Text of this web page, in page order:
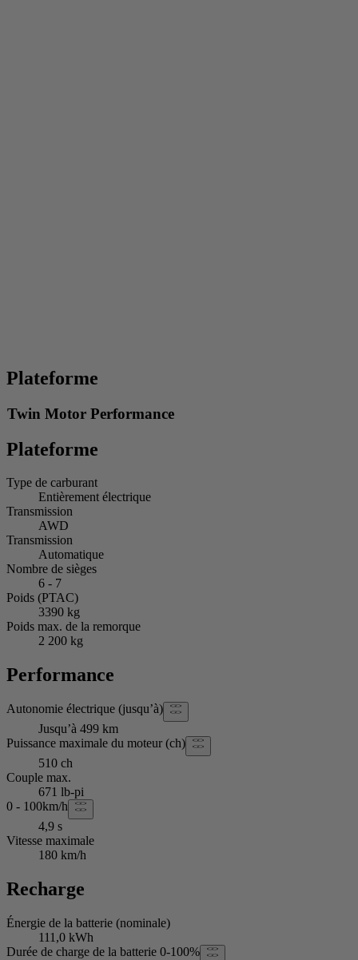
Plateforme
Twin Motor Performance
Plateforme
Type de carburant
Entièrement électrique
Transmission
AWD
Transmission
Automatique
Nombre de sièges
6 - 7
Poids (PTAC)
3390 kg
Poids max. de la remorque
2 200 kg
Performance
Autonomie électrique (jusqu’à)
Jusqu’à 499 km
Puissance maximale du moteur (ch)
510 ch
Couple max.
671 lb-pi
0 - 100km/h
4,9 s
Vitesse maximale
180 km/h
Recharge
Énergie de la batterie (nominale)
111,0 kWh
Durée de charge de la batterie 0-100%